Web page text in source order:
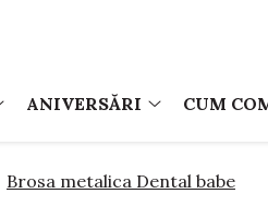
ANIVERSĂRI CUM
Brosa metalica Dental babe